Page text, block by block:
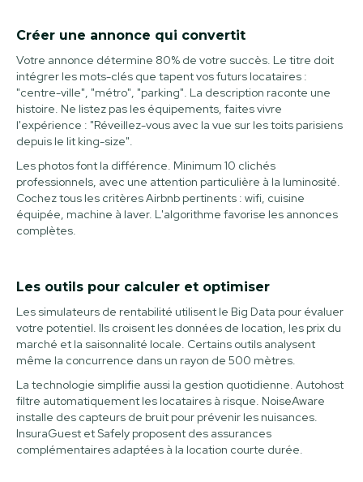
Créer une annonce qui convertit
Votre annonce détermine 80% de votre succès. Le titre doit
intégrer les mots-clés que tapent vos futurs locataires :
"centre-ville", "métro", "parking". La description raconte une
histoire. Ne listez pas les équipements, faites vivre
l'expérience : "Réveillez-vous avec la vue sur les toits parisiens
depuis le lit king-size".
Les photos font la différence. Minimum 10 clichés
professionnels, avec une attention particulière à la luminosité.
Cochez tous les critères Airbnb pertinents : wifi, cuisine
équipée, machine à laver. L'algorithme favorise les annonces
complètes.
Les outils pour calculer et optimiser
Les simulateurs de rentabilité utilisent le Big Data pour évaluer
votre potentiel. Ils croisent les données de location, les prix du
marché et la saisonnalité locale. Certains outils analysent
même la concurrence dans un rayon de 500 mètres.
La technologie simplifie aussi la gestion quotidienne. Autohost
filtre automatiquement les locataires à risque. NoiseAware
installe des capteurs de bruit pour prévenir les nuisances.
InsuraGuest et Safely proposent des assurances
complémentaires adaptées à la location courte durée.